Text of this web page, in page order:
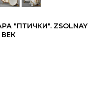
"ПТИЧКИ". ZSOLNAY